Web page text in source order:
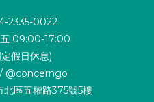
2335-0022
09:00-17:00
假日休息)
@concerngo
區五權路375號5樓